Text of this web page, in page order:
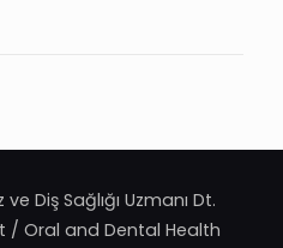
Diş Sağlığı Uzmanı Dt.
/ Oral and Dental Health